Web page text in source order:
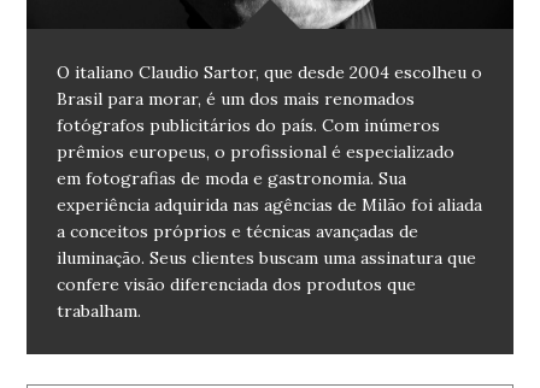
O italiano Claudio Sartor, que desde 2004 escolheu o
Brasil para morar, é um dos mais renomados
fotógrafos publicitários do país. Com inúmeros
prêmios europeus, o profissional é especializado
em fotografias de moda e gastronomia. Sua
experiência adquirida nas agências de Milão foi aliada
a conceitos próprios e técnicas avançadas de
iluminação. Seus clientes buscam uma assinatura que
confere visão diferenciada dos produtos que
trabalham.